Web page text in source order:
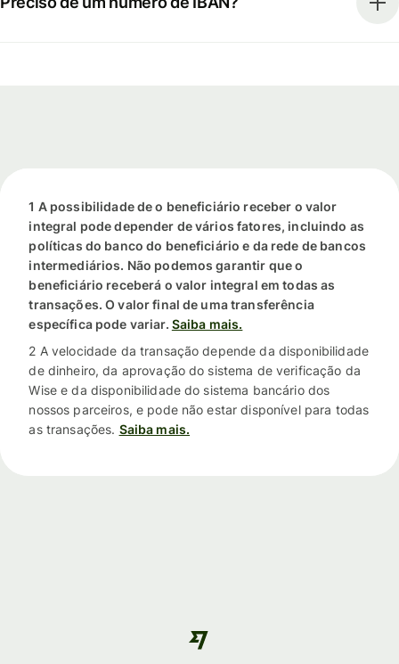
1 A possibilidade de o beneficiário receber o valor
integral pode depender de vários fatores, incluindo as
políticas do banco do beneficiário e da rede de bancos
intermediários. Não podemos garantir que o
beneficiário receberá o valor integral em todas as
transações. O valor final de uma transferência
específica pode variar. Saiba mais.
2 A velocidade da transação depende da disponibilidade
de dinheiro, da aprovação do sistema de verificação da
Wise e da disponibilidade do sistema bancário dos
nossos parceiros, e pode não estar disponível para todas
as transações. Saiba mais.